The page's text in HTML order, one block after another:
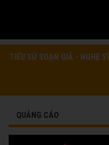
TIỂU SỬ SOẠN GIẢ - NGHỆ SĨ
QUẢNG CÁO